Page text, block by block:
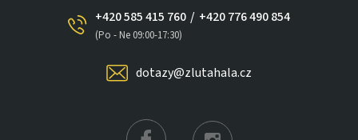
+420 585 415 760
(Po - Ne 09:00-17:30)
/ +420 776 490 854
dotazy@zlutahala.cz